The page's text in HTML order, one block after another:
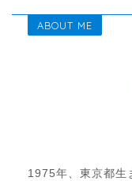
ABOUT ME
1975年、東京都生